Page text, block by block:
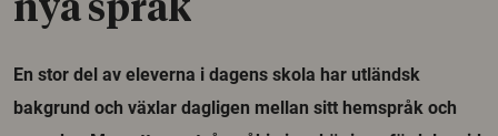
nya språk
En stor del av eleverna i dagens skola har utländsk
bakgrund och växlar dagligen mellan sitt hemspråk och